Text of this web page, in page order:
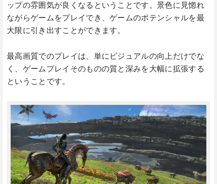
ップの雰囲気が良くなるということです。景色に見惚れ
ながらゲームをプレイでき、ゲームのポテンシャルを最
大限に引き出すことができます。
最高画質でのプレイは、単にビジュアルの向上だけでな
く、ゲームプレイそのものの質と深みを大幅に拡張する
ということです。